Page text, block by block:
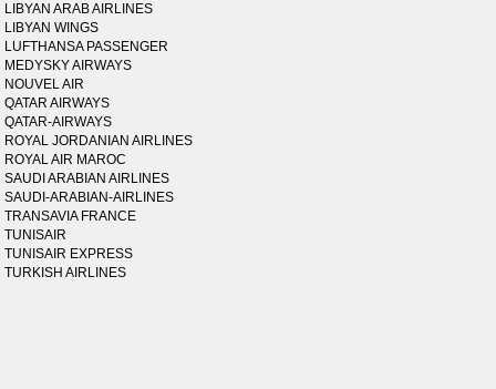
LIBYAN ARAB AIRLINES
LIBYAN WINGS
LUFTHANSA PASSENGER
MEDYSKY AIRWAYS
NOUVEL AIR
QATAR AIRWAYS
QATAR-AIRWAYS
ROYAL JORDANIAN AIRLINES
ROYAL AIR MAROC
SAUDI ARABIAN AIRLINES
SAUDI-ARABIAN-AIRLINES
TRANSAVIA FRANCE
TUNISAIR
TUNISAIR EXPRESS
TURKISH AIRLINES